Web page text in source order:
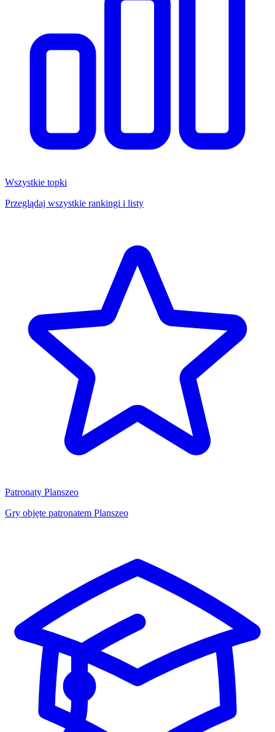
Wszystkie topki
Przeglądaj wszystkie rankingi i listy
Patronaty Planszeo
Gry objęte patronatem Planszeo